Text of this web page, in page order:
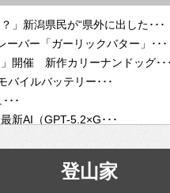
」新潟県民が“県外に出した･･･
バー「ガーリックバター」･･･
開催 新作カリーナンドッグ･･･
バイルバッテリー･･･
･･
新AI（GPT-5.2×G･･･
Luma Ultra･･･
ステム、”自分が今話し･･･
登山家